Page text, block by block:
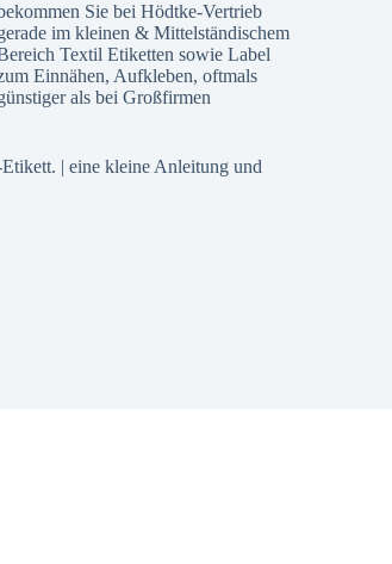
Sie bei Hödtke-Vertrieb
im kleinen & Mittelständischem
Textil Etiketten sowie Label
Einnähen, Aufkleben, oftmals
als bei Großfirmen
| eine kleine Anleitung und